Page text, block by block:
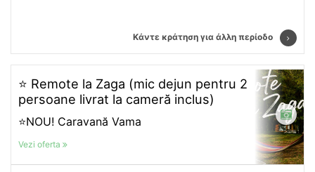
Κάντε κράτηση για άλλη περίοδο
⭐ Remote la Zaga (mic dejun pentru 2
persoane livrat la cameră inclus)
⭐NOU! Caravană Vama
Vezi oferta